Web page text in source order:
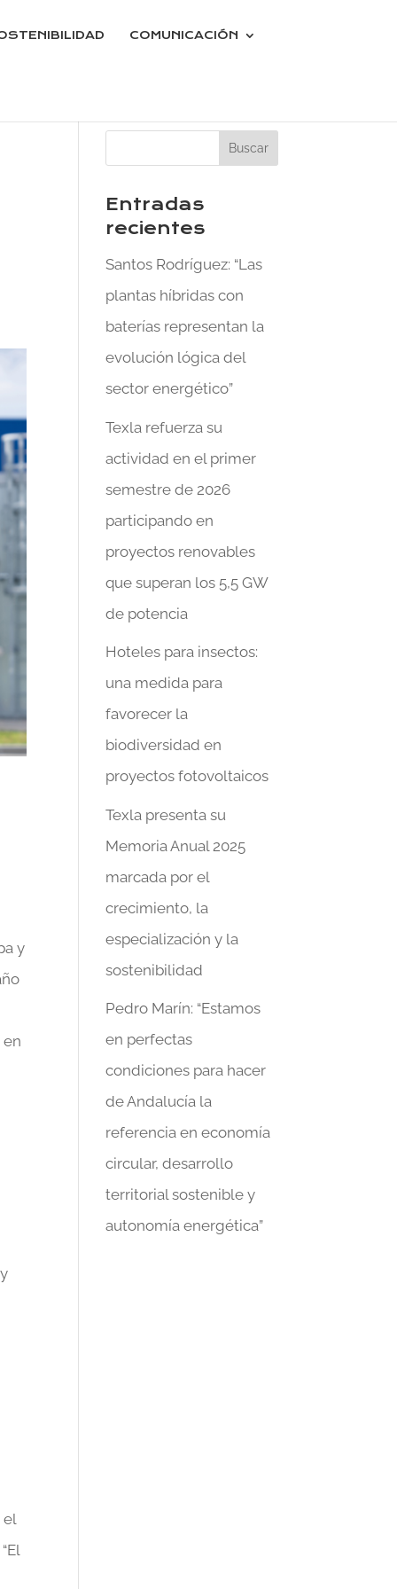
COMUNICACIÓN
y
en
el
Entradas
recientes
Santos Rodríguez: “Las
plantas híbridas con
baterías representan la
evolución lógica del
sector energético”
Texla refuerza su
actividad en el primer
semestre de 2026
participando en
proyectos renovables
que superan los 5,5 GW
de potencia
Hoteles para insectos:
una medida para
favorecer la
biodiversidad en
proyectos fotovoltaicos
Texla presenta su
Memoria Anual 2025
marcada por el
crecimiento, la
especialización y la
sostenibilidad
Pedro Marín: “Estamos
en perfectas
condiciones para hacer
de Andalucía la
referencia en economía
circular, desarrollo
territorial sostenible y
autonomía energética”